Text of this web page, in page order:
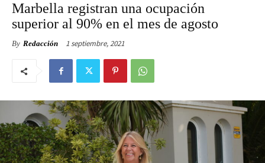
Marbella registran una ocupación
superior al 90% en el mes de agosto
By Redacción 1 septiembre, 2021